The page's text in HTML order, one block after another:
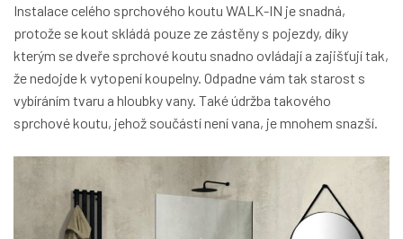
Instalace celého sprchového koutu WALK-IN je snadná,
protože se kout skládá pouze ze zástěny s pojezdy, díky
kterým se dveře sprchové koutu snadno ovládají a zajišťují tak,
že nedojde k vytopení koupelny. Odpadne vám tak starost s
vybíráním tvaru a hloubky vany. Také údržba takového
sprchové koutu, jehož součástí není vana, je mnohem snazší.